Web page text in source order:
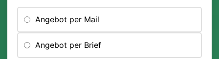
Angebot per Mail
Angebot per Brief